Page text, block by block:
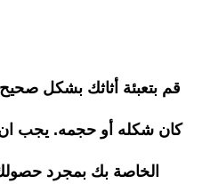
قم بتعبئة أثاثك بشكل
كان شكله أو حجمه. يجب
الخاصة بك بمجرد